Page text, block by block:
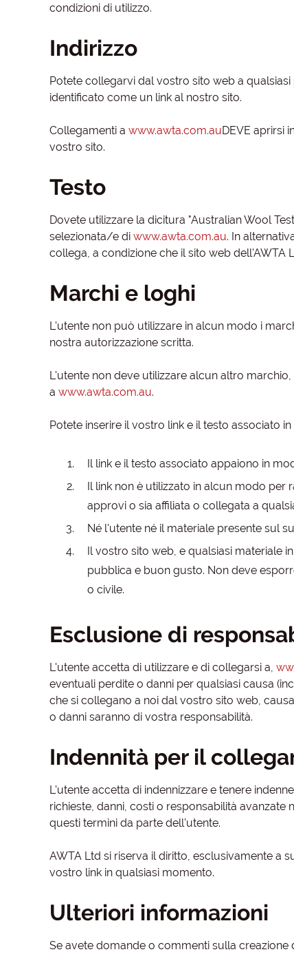
condizioni di utilizzo.
Indirizzo
Potete collegarvi dal vostro sito web a
identificato come un link al nostro sito.
Collegamenti a www.awta.com.auDEVE aprirsi
vostro sito.
Testo
Dovete utilizzare la dicitura "Australian Wool
selezionata/e di www.awta.com.au. In
collega, a condizione che il sito web dell'AWTA
Marchi e loghi
L'utente non può utilizzare in alcun modo i
nostra autorizzazione scritta.
L'utente non deve utilizzare alcun altro
a www.awta.com.au.
Potete inserire il vostro link e il testo associato
Il link e il testo associato appaiono in
Il link non è utilizzato in alcun modo
approvi o sia affiliata o collegata a
Né l'utente né il materiale presente sul
Il vostro sito web, e qualsiasi materiale
pubblica e buon gusto. Non deve
o civile.
Esclusione di
L'utente accetta di utilizzare e di collegarsi a,
eventuali perdite o danni per qualsiasi causa
che si collegano a noi dal vostro sito web,
o danni saranno di vostra responsabilità.
Indennità per il
L'utente accetta di indennizzare e tenere
richieste, danni, costi o responsabilità
questi termini da parte dell'utente.
AWTA Ltd si riserva il diritto, esclusivamente a
vostro link in qualsiasi momento.
Ulteriori informazioni
Se avete domande o commenti sulla